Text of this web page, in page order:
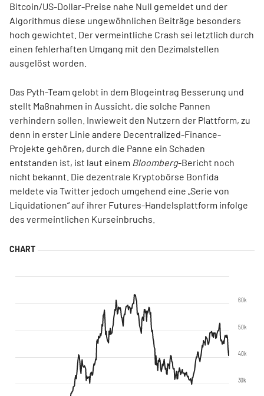
Bitcoin/US-Dollar-Preise nahe Null gemeldet und der
Algorithmus diese ungewöhnlichen Beiträge besonders
hoch gewichtet. Der vermeintliche Crash sei letztlich durch
einen fehlerhaften Umgang mit den Dezimalstellen
ausgelöst worden.
Das Pyth-Team gelobt in dem Blogeintrag Besserung und
stellt Maßnahmen in Aussicht, die solche Pannen
verhindern sollen. Inwieweit den Nutzern der Plattform, zu
denn in erster Linie andere Decentralized-Finance-
Projekte gehören, durch die Panne ein Schaden
entstanden ist, ist laut einem Bloomberg-Bericht noch
nicht bekannt. Die dezentrale Kryptobörse Bonfida
meldete via Twitter jedoch umgehend eine „Serie von
Liquidationen“ auf ihrer Futures-Handelsplattform infolge
des vermeintlichen Kurseinbruchs.
30k
40k
50k
60k